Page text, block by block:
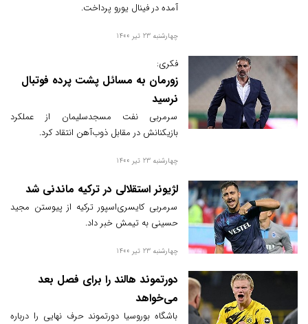
آمده در فینال یورو پرداخت.
چهارشنبه 23 تیر 1400
فکری:
زورمان به مسائل پشت پرده فوتبال
نرسید
سرمربی نفت مسجدسلیمان از عملکرد
بازیکنانش در مقابل ذوب‌آهن انتقاد کرد.
چهارشنبه 23 تیر 1400
لژیونر استقلالی در ترکیه ماندنی شد
سرمربی کایسری‌اسپور ترکیه از پیوستن مجید
حسینی به تیمش خبر داد.
چهارشنبه 23 تیر 1400
دورتموند هالند را برای فصل بعد
می‌خواهد
باشگاه بوروسیا دورتموند حرف نهایی را درباره